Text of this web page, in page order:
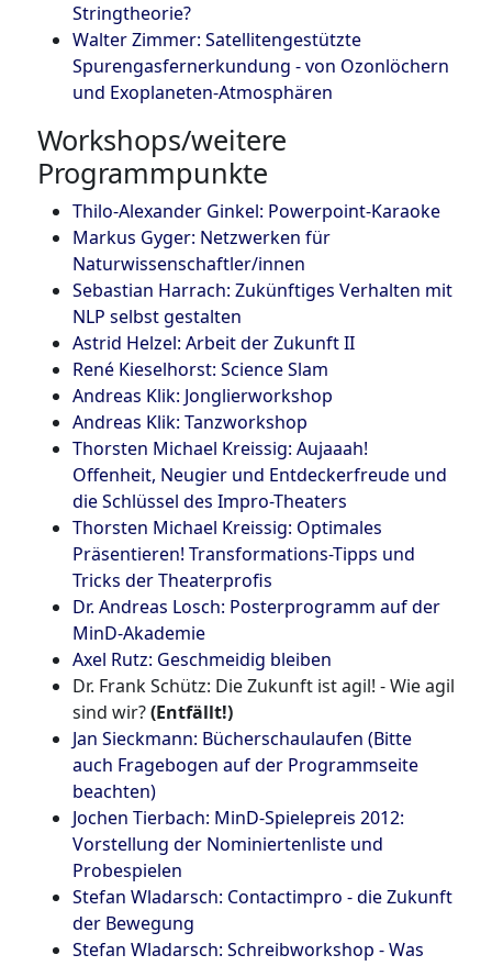
Stringtheorie?
Walter Zimmer: Satellitengestützte
Spurengasfernerkundung - von Ozonlöchern
und Exoplaneten-Atmosphären
Workshops/weitere
Programmpunkte
Thilo-Alexander Ginkel: Powerpoint-Karaoke
Markus Gyger: Netzwerken für
Naturwissenschaftler/innen
Sebastian Harrach: Zukünftiges Verhalten mit
NLP selbst gestalten
Astrid Helzel: Arbeit der Zukunft II
René Kieselhorst: Science Slam
Andreas Klik: Jonglierworkshop
Andreas Klik: Tanzworkshop
Thorsten Michael Kreissig: Aujaaah!
Offenheit, Neugier und Entdeckerfreude und
die Schlüssel des Impro-Theaters
Thorsten Michael Kreissig: Optimales
Präsentieren! Transformations-Tipps und
Tricks der Theaterprofis
Dr. Andreas Losch: Posterprogramm auf der
MinD-Akademie
Axel Rutz: Geschmeidig bleiben
Dr. Frank Schütz: Die Zukunft ist agil! - Wie agil
sind wir?(Entfällt!)
Jan Sieckmann: Bücherschaulaufen (Bitte
auch Fragebogen auf der Programmseite
beachten)
Jochen Tierbach: MinD-Spielepreis 2012:
Vorstellung der Nominiertenliste und
Probespielen
Stefan Wladarsch: Contactimpro - die Zukunft
der Bewegung
Stefan Wladarsch: Schreibworkshop - Was